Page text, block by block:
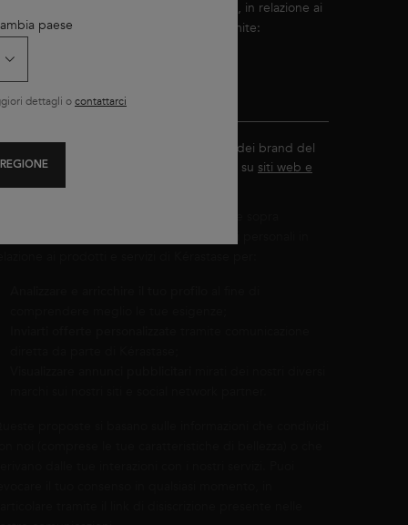
tramite comunicazione diretta e/o indiretta, in relazione ai
e servizi di Kérastase, a scelta tramite:
SMS e testo
Visualizzazione di annunci pubblicitari dei brand del
Gruppo L'Oréal adatti ai miei interessi su siti web e
social network partner
paese
dettagli ocontattarci